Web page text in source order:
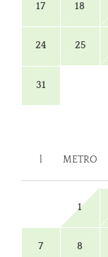
17 18
24 25
31
l METRO
1
7 8